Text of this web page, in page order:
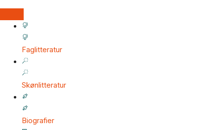
Faglitteratur
Skønlitteratur
Biografier